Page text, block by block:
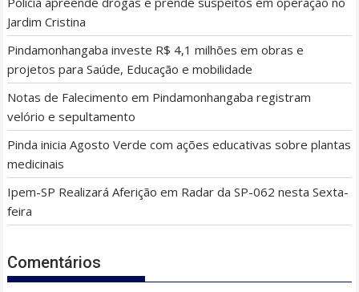
Jardim Cristina
Pindamonhangaba investe R$ 4,1 milhões em obras e
projetos para Saúde, Educação e mobilidade
Notas de Falecimento em Pindamonhangaba registram
velório e sepultamento
Pinda inicia Agosto Verde com ações educativas sobre plantas
medicinais
Ipem-SP Realizará Aferição em Radar da SP-062 nesta Sexta-
feira
Comentários